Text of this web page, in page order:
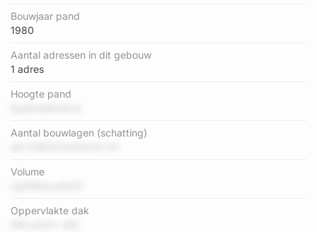
Bouwjaar pand
1980
Aantal adressen in dit gebouw
1 adres
Hoogte pand
Aantal bouwlagen (schatting)
Volume
Oppervlakte dak